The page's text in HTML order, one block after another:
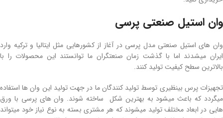
وان استیل صنعتی پرسی
وان های استیل صنعتی مدل پرسی در آغاز از کشورهایی مثل ایتالیا و ترکیه وارد
ایران میشدند اما با گذشت زمان صنعتگران ما توانستند این محصولات را با
بالاترین سطح کیفیت تولید کنند.
تجهیزات پرس بینظیری توسط تولید کنندگان ما در جهت تولید این وان ها استفاده
میگردد که باعث میشود به بهترین شکل ساخته شوند. وان های پرسی با ورق
هایی در ابعاد مختلف تولید میشوند که هر مشتری بسته به نوع نیاز خود میتواند